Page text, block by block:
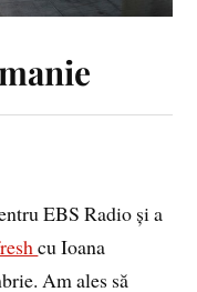
EBS Radio și a
cu Ioana
Am ales să